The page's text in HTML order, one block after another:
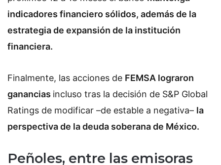
indicadores financiero sólidos, además de la
estrategia de expansión de la institución
financiera.
Finalmente, las acciones de FEMSA lograron
ganancias incluso tras la decisión de S&P Global
Ratings de modificar –de estable a negativa– la
perspectiva de la deuda soberana de México.
Peñoles, entre las emisoras